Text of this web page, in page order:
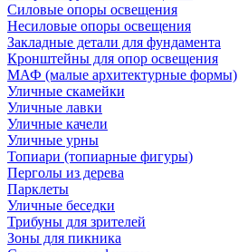
Силовые опоры освещения
Несиловые опоры освещения
Закладные детали для фундамента
Кронштейны для опор освещения
МАФ (малые архитектурные формы)
Уличные скамейки
Уличные лавки
Уличные качели
Уличные урны
Топиари (топиарные фигуры)
Перголы из дерева
Парклеты
Уличные беседки
Трибуны для зрителей
Зоны для пикника